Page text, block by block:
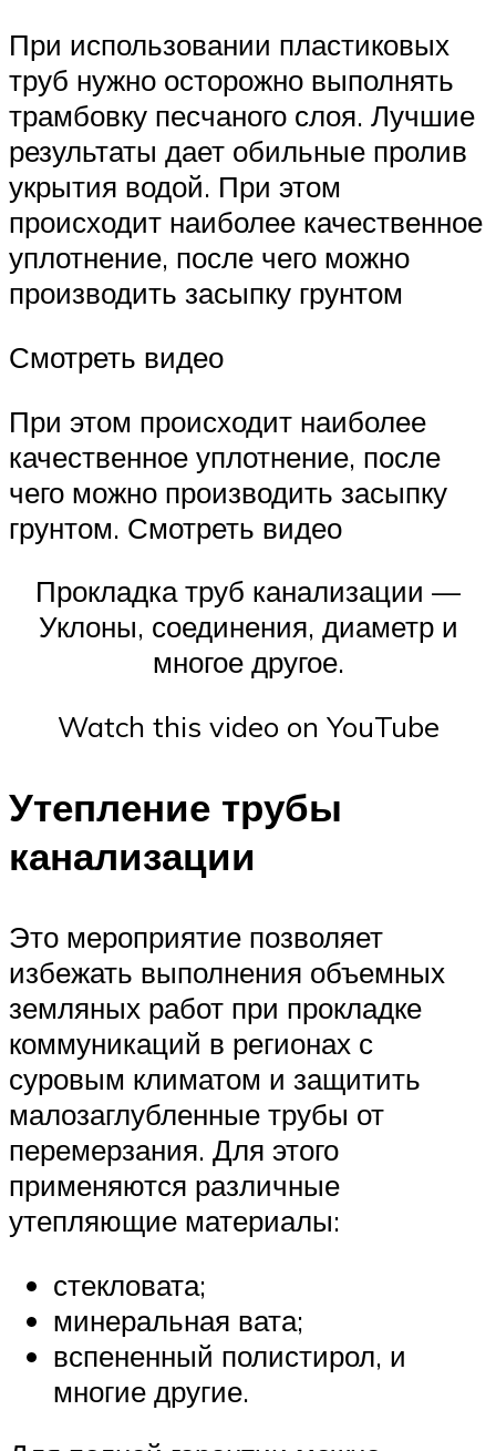
При использовании пластиковых
труб нужно осторожно выполнять
трамбовку песчаного слоя. Лучшие
результаты дает обильные пролив
укрытия водой. При этом
происходит наиболее качественное
уплотнение, после чего можно
производить засыпку грунтом
Смотреть видео
При этом происходит наиболее
качественное уплотнение, после
чего можно производить засыпку
грунтом. Смотреть видео
Прокладка труб канализации —
Уклоны, соединения, диаметр и
многое другое.
Watch this video on YouTube
Утепление трубы
канализации
Это мероприятие позволяет
избежать выполнения объемных
земляных работ при прокладке
коммуникаций в регионах с
суровым климатом и защитить
малозаглубленные трубы от
перемерзания. Для этого
применяются различные
утепляющие материалы:
стекловата;
минеральная вата;
вспененный полистирол, и
многие другие.